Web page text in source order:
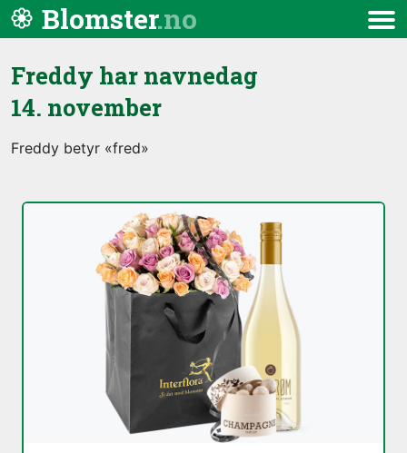
Hopp til innhold
Blomster
Meny
Freddy har navnedag
14. november
Freddy betyr «fred»